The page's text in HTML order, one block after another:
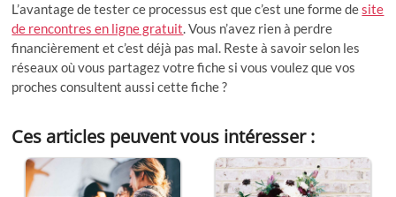
L’avantage de tester ce processus est que c’est une forme desite
de rencontres en ligne gratuit. Vous n’avez rien à perdre
financièrement et c’est déjà pas mal. Reste à savoir selon les
réseaux où vous partagez votre fiche si vous voulez que vos
proches consultent aussi cette fiche ?
Ces articles peuvent vous intéresser :